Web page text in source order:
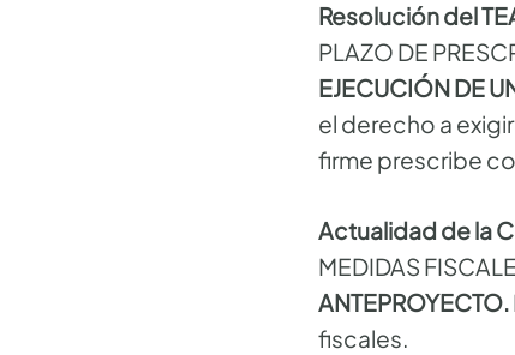
Resolución del
PLAZO DE
EJECUCIÓN DE
el derecho a
firme prescribe
Actualidad de la
MEDIDAS
ANTEPROYECTO.
fiscales.